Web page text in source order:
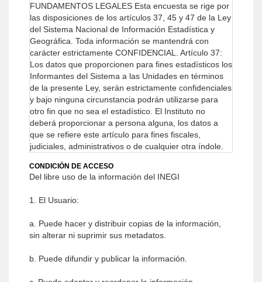
FUNDAMENTOS LEGALES Esta encuesta se rige por
las disposiciones de los artículos 37, 45 y 47 de la Ley
del Sistema Nacional de Información Estadística y
Geográfica. Toda información se mantendrá con
carácter estrictamente CONFIDENCIAL.
Artículo 37:
Los datos que proporcionen para fines estadísticos los
Informantes del Sistema a las Unidades en términos
de la presente Ley, serán estrictamente confidenciales
y bajo ninguna circunstancia podrán utilizarse para
otro fin que no sea el estadístico. El Instituto no
deberá proporcionar a persona alguna, los datos a
que se refiere este artículo para fines fiscales,
judiciales, administrativos o de cualquier otra índole.
CONDICIÓN DE ACCESO
Del libre uso de la información del INEGI
1. El Usuario:
a. Puede hacer y distribuir copias de la información,
sin alterar ni suprimir sus metadatos.
b. Puede difundir y publicar la información.